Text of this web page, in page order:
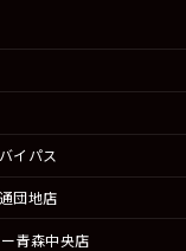
イパス
団地店
青森中央店